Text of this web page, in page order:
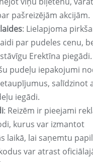
pašreizējām akcijām.
: Lielapjoma
par pudeles cenu,
Erektīna piegādi.
pudeļu iepakojumi
salīdzinot
iegādi.
: Reizēm ir pieejami
kurus var izmantot
laikā, lai saņemtu
var atrast